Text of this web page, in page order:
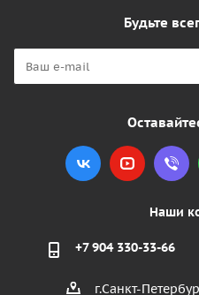
Будьте
Наши
+7 904 330-33-66
г.Санкт-